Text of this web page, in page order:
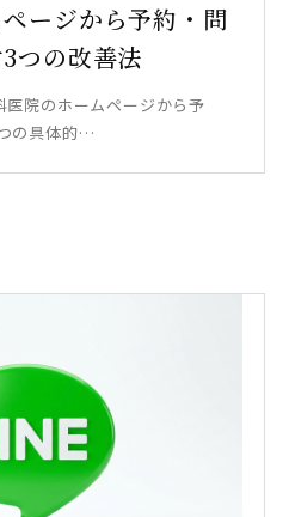
ージから予約・問
つの改善法
院のホームページから予
の具体的…